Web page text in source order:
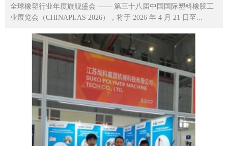
全球橡塑行业年度旗舰盛会 —— 第三十八届中国国际塑料橡胶工
业展览会（CHINAPLAS 2026），将于 2026 年 4 月 21 日至...